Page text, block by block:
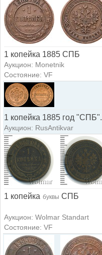
1 копейка 1885 СПБ
Аукцион: Monetnik
Состояние: VF
1 копейка 1885 год "СПБ".
Аукцион: RusAntikvar
1 копейка буквы СПБ
Аукцион: Wolmar Standart
Состояние: VF